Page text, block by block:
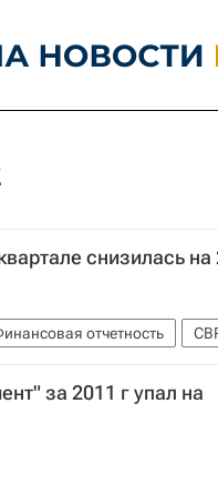
снизилась
отчетность
за 2011 г упал на